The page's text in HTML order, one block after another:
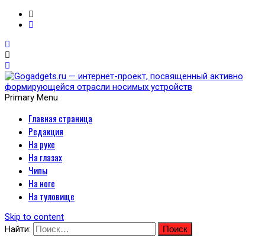
Gogadgets.ru — интернет-
проект, посвященный
активно формирующейся
отрасли носимых
устройств
Primary Menu
Главная страница
Редакция
На руке
На глазах
Чипы
На ноге
На туловище
Skip to content
Найти: